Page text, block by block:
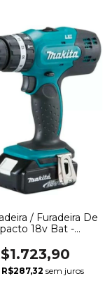
/ Furadeira De
18v Bat -
R$287,32 sem juros